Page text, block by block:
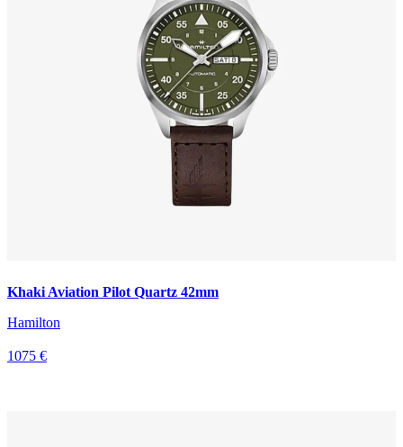
Khaki Aviation Pilot Quartz 42mm
Hamilton
1075 €